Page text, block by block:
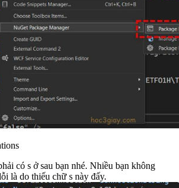
có s ở sau bạn nhé. Nhiều bạn không
là do thiếu chữ s này đấy.